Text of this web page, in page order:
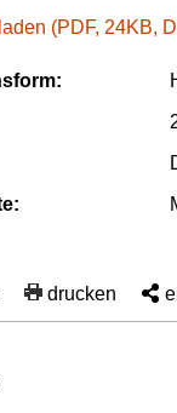
(PDF, 24KB,
drucken